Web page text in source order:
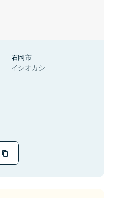
石岡市
イシオカシ